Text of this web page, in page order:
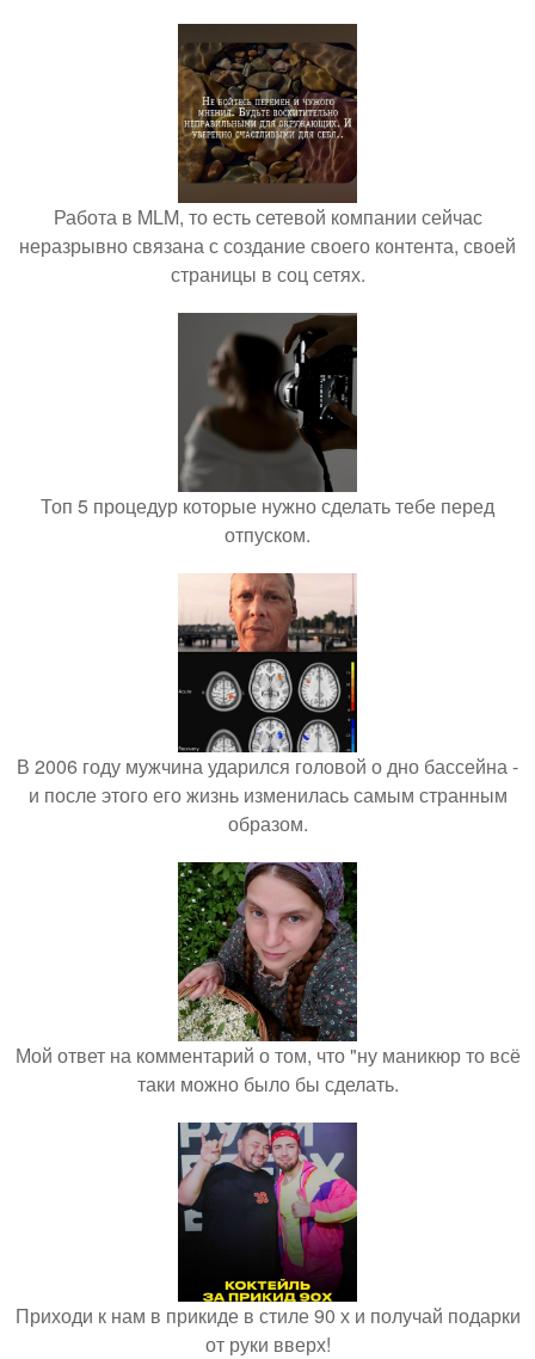
Работа в MLM, то есть сетевой компании сейчас
неразрывно связана с создание своего контента, своей
страницы в соц сетях.
Топ 5 процедур которые нужно сделать тебе перед
отпуском.
В 2006 году мужчина ударился головой о дно бассейна -
и после этого его жизнь изменилась самым странным
образом.
Мой ответ на комментарий о том, что "ну маникюр то всё
таки можно было бы сделать.
Приходи к нам в прикиде в стиле 90 х и получай подарки
от руки вверх!